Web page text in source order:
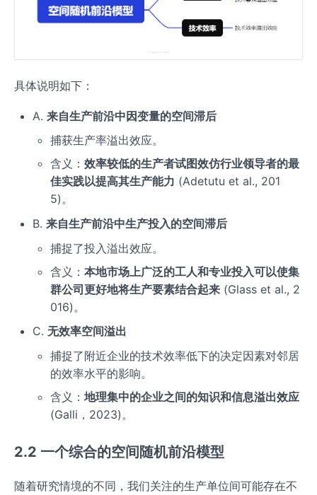
具体说明如下：
A. 来自生产前沿中因变量的空间滞后
捕获生产率溢出效应。
含义：效率较低的生产者试图效仿行业领导者的最
佳实践以提高其生产能力 (Adetutu et al., 201
5)。
B. 来自生产前沿中生产投入的空间滞后
捕捉了投入溢出效应。
含义：本地市场上广泛的工人和专业投入可以使集
群公司更好地将生产要素结合起来 (Glass et al., 2
016)。
C. 无效率空间溢出
捕捉了附近企业的技术效率低下的决定因素对邻居
的效率水平的影响。
含义：地理集中的企业之间的知识和信息溢出效应
(Galli，2023)。
2.2 一个综合的空间随机前沿模型
随着研究情境的不同，我们关注的生产单位间可能存在不